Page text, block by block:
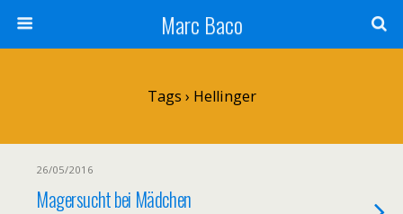
Marc Baco
Tags › Hellinger
26/05/2016
Magersucht bei Mädchen